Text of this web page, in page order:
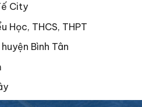
City
Học, THCS, THPT
huyện Bình Tân